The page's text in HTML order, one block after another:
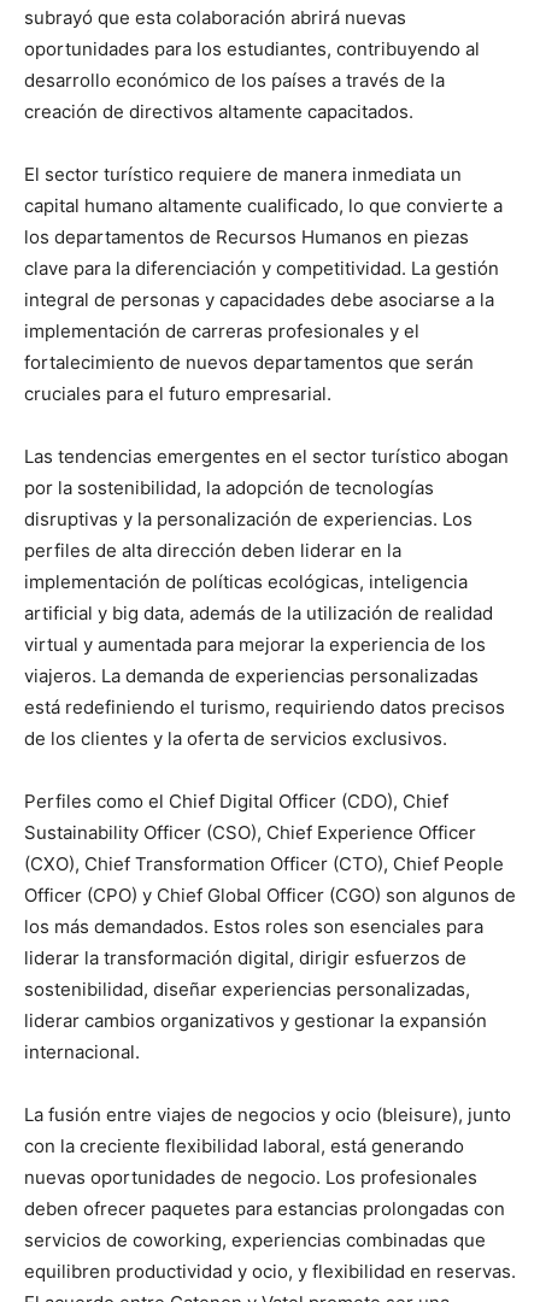
subrayó que esta colaboración abrirá nuevas
oportunidades para los estudiantes, contribuyendo al
desarrollo económico de los países a través de la
creación de directivos altamente capacitados.
El sector turístico requiere de manera inmediata un
capital humano altamente cualificado, lo que convierte a
los departamentos de Recursos Humanos en piezas
clave para la diferenciación y competitividad. La gestión
integral de personas y capacidades debe asociarse a la
implementación de carreras profesionales y el
fortalecimiento de nuevos departamentos que serán
cruciales para el futuro empresarial.
Las tendencias emergentes en el sector turístico abogan
por la sostenibilidad, la adopción de tecnologías
disruptivas y la personalización de experiencias. Los
perfiles de alta dirección deben liderar en la
implementación de políticas ecológicas, inteligencia
artificial y big data, además de la utilización de realidad
virtual y aumentada para mejorar la experiencia de los
viajeros. La demanda de experiencias personalizadas
está redefiniendo el turismo, requiriendo datos precisos
de los clientes y la oferta de servicios exclusivos.
Perfiles como el Chief Digital Officer (CDO), Chief
Sustainability Officer (CSO), Chief Experience Officer
(CXO), Chief Transformation Officer (CTO), Chief People
Officer (CPO) y Chief Global Officer (CGO) son algunos de
los más demandados. Estos roles son esenciales para
liderar la transformación digital, dirigir esfuerzos de
sostenibilidad, diseñar experiencias personalizadas,
liderar cambios organizativos y gestionar la expansión
internacional.
La fusión entre viajes de negocios y ocio (bleisure), junto
con la creciente flexibilidad laboral, está generando
nuevas oportunidades de negocio. Los profesionales
deben ofrecer paquetes para estancias prolongadas con
servicios de coworking, experiencias combinadas que
equilibren productividad y ocio, y flexibilidad en reservas.